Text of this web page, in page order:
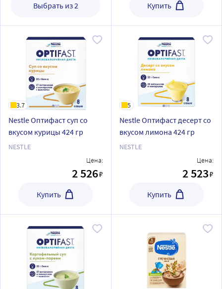
Выбрать из 2 Купить
3.7
Nestle Оптифаст суп со
вкусом курицы 424 гр
NESTLE
Цена:
2 526₽
Купить
5
Nestle Оптифаст десерт со
вкусом лимона 424 гр
NESTLE
Цена:
2 523₽
Купить